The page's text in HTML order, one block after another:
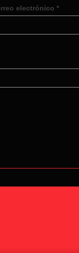
electrónico *